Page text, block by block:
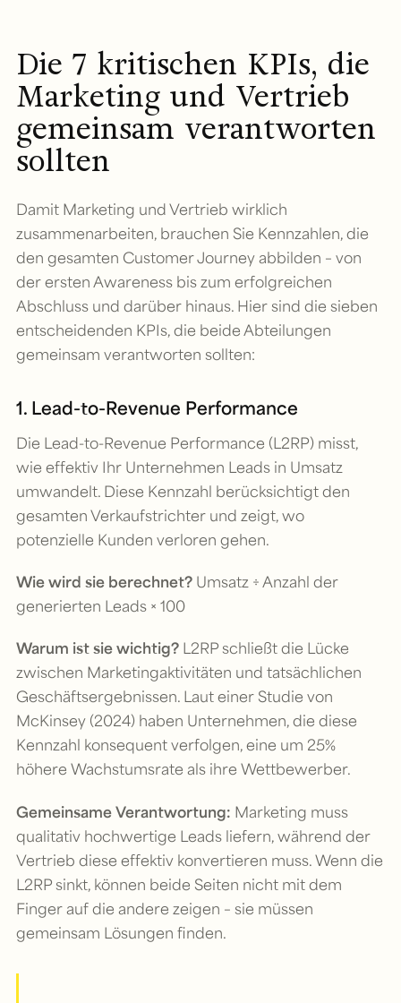
Die 7 kritischen KPIs, die
Marketing und Vertrieb
gemeinsam verantworten
sollten
Damit Marketing und Vertrieb wirklich
zusammenarbeiten, brauchen Sie Kennzahlen, die
den gesamten Customer Journey abbilden – von
der ersten Awareness bis zum erfolgreichen
Abschluss und darüber hinaus. Hier sind die sieben
entscheidenden KPIs, die beide Abteilungen
gemeinsam verantworten sollten:
1. Lead-to-Revenue Performance
Die Lead-to-Revenue Performance (L2RP) misst,
wie effektiv Ihr Unternehmen Leads in Umsatz
umwandelt. Diese Kennzahl berücksichtigt den
gesamten Verkaufstrichter und zeigt, wo
potenzielle Kunden verloren gehen.
Wie wird sie berechnet? Umsatz ÷ Anzahl der
generierten Leads × 100
Warum ist sie wichtig? L2RP schließt die Lücke
zwischen Marketingaktivitäten und tatsächlichen
Geschäftsergebnissen. Laut einer Studie von
McKinsey (2024) haben Unternehmen, die diese
Kennzahl konsequent verfolgen, eine um 25%
höhere Wachstumsrate als ihre Wettbewerber.
Gemeinsame Verantwortung: Marketing muss
qualitativ hochwertige Leads liefern, während der
Vertrieb diese effektiv konvertieren muss. Wenn die
L2RP sinkt, können beide Seiten nicht mit dem
Finger auf die andere zeigen – sie müssen
gemeinsam Lösungen finden.